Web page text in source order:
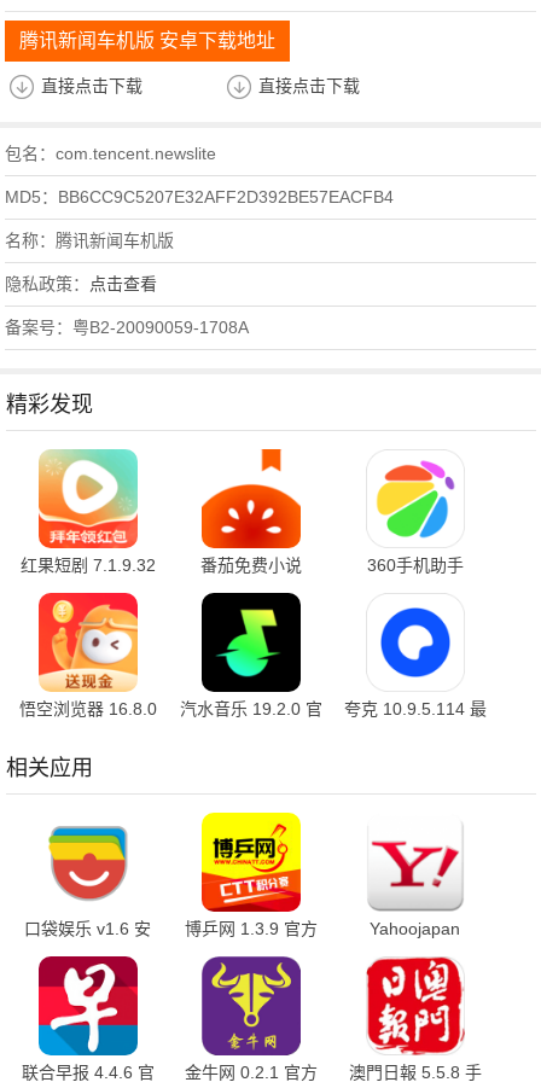
腾讯新闻车机版 安卓下载地址
直接点击下载 直接点击下载
包名：com.tencent.newslite
MD5：BB6CC9C5207E32AFF2D392BE57EACFB4
名称：腾讯新闻车机版
隐私政策： 点击查看
备案号：粤B2-20090059-1708A
精彩发现
红果短剧 7.1.9.32
官方版
番茄免费小说
7.1.9.32 安卓版
360手机助手
10.2.2 官方版
悟空浏览器 16.8.0
汽水音乐 19.2.0 官
夸克 10.9.5.114 最
相关应用
口袋娱乐 v1.6 安
卓版
博乒网 1.3.9 官方
版
Yahoojapan
3.214.1 官方版
联合早报 4.4.6 官
金牛网 0.2.1 官方
澳門日報 5.5.8 手